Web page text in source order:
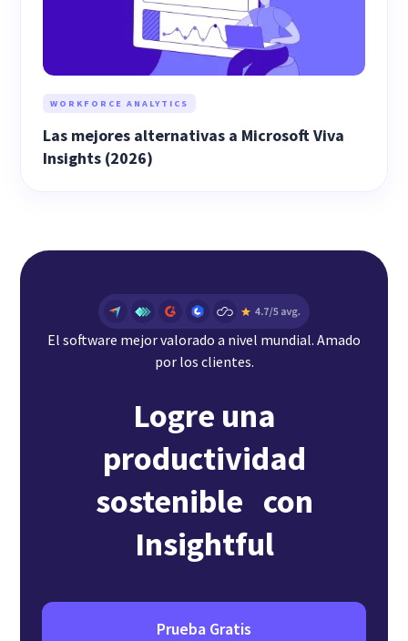
WORKFORCE ANALYTICS
Las mejores alternativas a Microsoft Viva
Insights (2026)
El software mejor valorado a nivel mundial. Amado
por los clientes.
Logre una
productividad
sostenible con
Insightful
Prueba Gratis